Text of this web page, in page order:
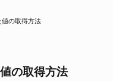
値の取得方法
の取得方法